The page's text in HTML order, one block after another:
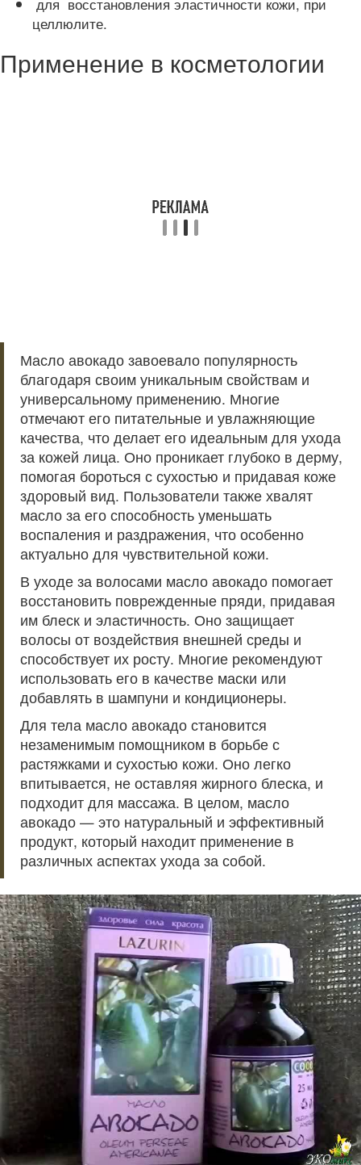
целлюлите.
Применение в косметологии
Масло авокадо завоевало популярность
благодаря своим уникальным свойствам и
универсальному применению. Многие
отмечают его питательные и увлажняющие
качества, что делает его идеальным для ухода
за кожей лица. Оно проникает глубоко в дерму,
помогая бороться с сухостью и придавая коже
здоровый вид. Пользователи также хвалят
масло за его способность уменьшать
воспаления и раздражения, что особенно
актуально для чувствительной кожи.
В уходе за волосами масло авокадо помогает
восстановить поврежденные пряди, придавая
им блеск и эластичность. Оно защищает
волосы от воздействия внешней среды и
способствует их росту. Многие рекомендуют
использовать его в качестве маски или
добавлять в шампуни и кондиционеры.
Для тела масло авокадо становится
незаменимым помощником в борьбе с
растяжками и сухостью кожи. Оно легко
впитывается, не оставляя жирного блеска, и
подходит для массажа. В целом, масло
авокадо — это натуральный и эффективный
продукт, который находит применение в
различных аспектах ухода за собой.